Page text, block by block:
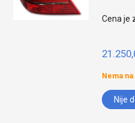
Cena je
Nema
Nije